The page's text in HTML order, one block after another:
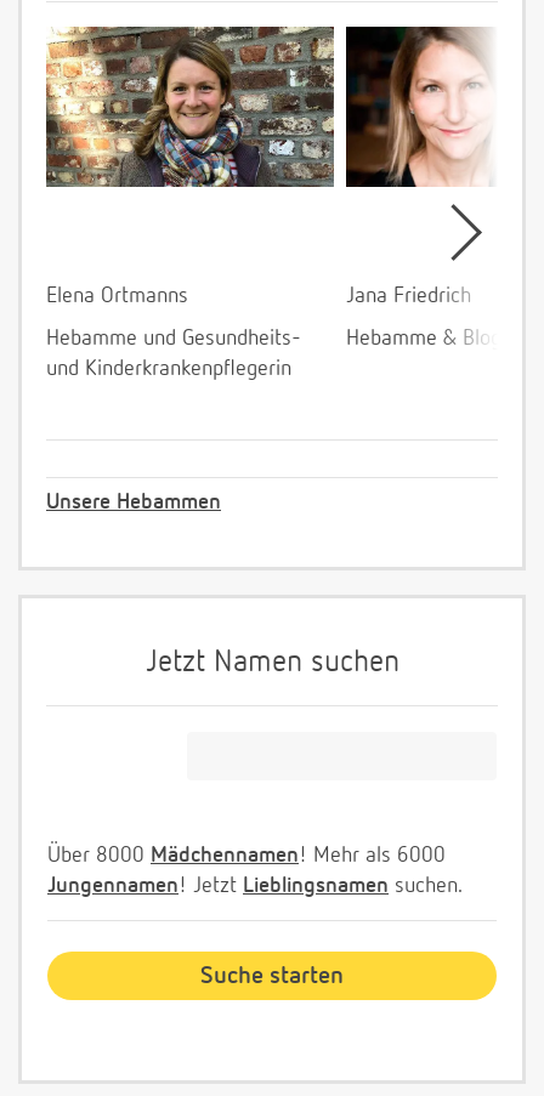
Elena Ortmanns
Hebamme und Gesundheits-
und Kinderkrankenpflegerin
Jana Friedrich
Hebamme &
Unsere Hebammen
Jetzt Namen suchen
Über 8000 Mädchennamen! Mehr als 6000
Jungennamen! Jetzt Lieblingsnamen suchen.